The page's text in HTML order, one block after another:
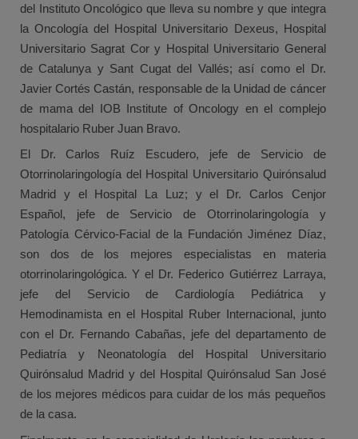
del Instituto Oncológico que lleva su nombre y que integra
la Oncología del Hospital Universitario Dexeus, Hospital
Universitario Sagrat Cor y Hospital Universitario General
de Catalunya y Sant Cugat del Vallés; así como el Dr.
Javier Cortés Castán, responsable de la Unidad de cáncer
de mama del IOB Institute of Oncology en el complejo
hospitalario Ruber Juan Bravo.
El Dr. Carlos Ruíz Escudero, jefe de Servicio de
Otorrinolaringología del Hospital Universitario Quirónsalud
Madrid y el Hospital La Luz; y el Dr. Carlos Cenjor
Español, jefe de Servicio de Otorrinolaringología y
Patología Cérvico-Facial de la Fundación Jiménez Díaz,
son dos de los mejores especialistas en materia
otorrinolaringológica. Y el Dr. Federico Gutiérrez Larraya,
jefe del Servicio de Cardiología Pediátrica y
Hemodinamista en el Hospital Ruber Internacional, junto
con el Dr. Fernando Cabañas, jefe del departamento de
Pediatría y Neonatología del Hospital Universitario
Quirónsalud Madrid y del Hospital Quirónsalud San José
de los mejores médicos para cuidar de los más pequeños
de la casa.